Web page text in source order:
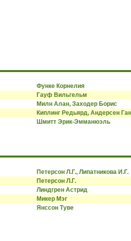
Функе Корнелия
Гауф Вильгельм
Милн Алан, Заходер Борис
Киплинг Редьярд, Андерсен
Шмитт Эрик-Эмманюэль
Петерсон Л.Г., Липатникова И.Г.
Петерсон Л.Г.
Линдгрен Астрид
Микер Мэг
Янссон Туве